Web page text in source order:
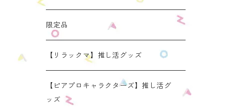
OZaKKaオリジナルモデル
どうぶつシリーズ(第1弾)
たべものシリーズ(第2弾)
きらきらぬいぐるみポーチ
【限定】星
スタンダード (本体の高さ：約16cm）
推し活コースターケース
ラウンド（丸型 2025年11月リニューアルモ
デル）
缶バッジケース
身長：約16cm【BIG】
身長：約12㎝
手と手がつながる つなぐるみん
きらきらぬいぐるみポーチ
スタンダード (本体の高さ：約16cm）
リラックマ ぬい活アイテム
ねこみみ缶バッジケース
くまみみ缶バッジケース
うさみみ缶バッジケース
限定品
【リラックマ】推し活グッズ
【ピアプロキャラクターズ】推し活グ
ッズ